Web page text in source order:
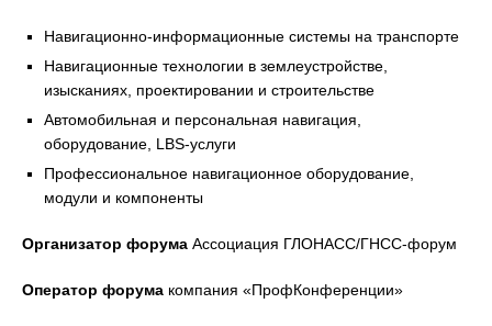
Навигационно-информационные системы на транспорте
Навигационные технологии в землеустройстве,
изысканиях, проектировании и строительстве
Автомобильная и персональная навигация,
оборудование, LBS-услуги
Профессиональное навигационное оборудование,
модули и компоненты
Организатор форума Ассоциация ГЛОНАСС/ГНСС-форум
Оператор форума компания «ПрофКонференции»